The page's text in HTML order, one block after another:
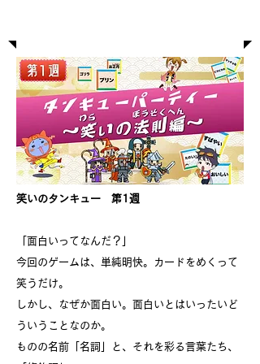
笑いのタンキュー 第1週
「面白いってなんだ？」
今回のゲームは、単純明快。カードをめくって
笑うだけ。
しかし、なぜか面白い。面白いとはいったいど
ういうことなのか。
ものの名前「名詞」と、それを彩る言葉たち、